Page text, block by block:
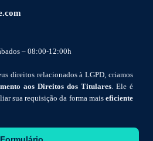
– 08:00-12:00h
direitos relacionados à LGPD, criamos
aos Direitos dos Titulares . Ele é
sua requisição da forma mais eficiente